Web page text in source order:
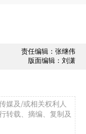
责任编辑：张继伟
版面编辑：刘潇
媒及/或相关权利人
转载、摘编、复制及